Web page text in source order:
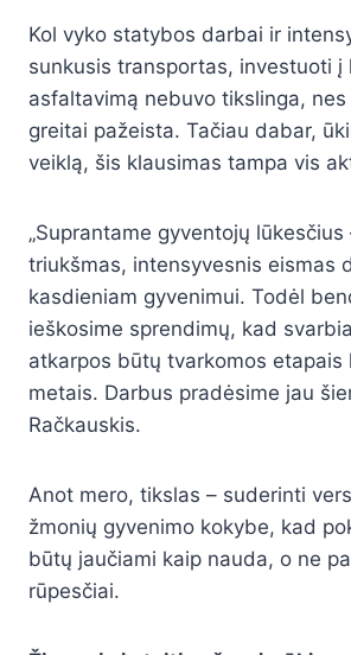
Kol vyko statybos darbai ir
sunkusis transportas, investuoti į
asfaltavimą nebuvo tikslinga,
greitai pažeista. Tačiau dabar,
veiklą, šis klausimas tampa vis
„Suprantame gyventojų lūkesčius
triukšmas, intensyvesnis eismas
kasdieniam gyvenimui. Todėl
ieškosime sprendimų, kad
atkarpos būtų tvarkomos etapais
metais. Darbus pradėsime jau
Račkauskis.
Anot mero, tikslas – suderinti
žmonių gyvenimo kokybe, kad
būtų jaučiami kaip nauda, o ne
rūpesčiai.